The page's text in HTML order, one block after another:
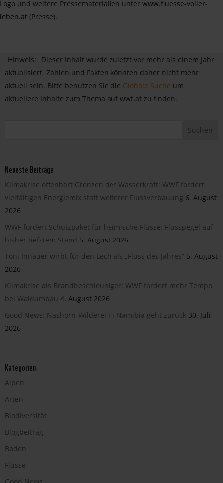
Logo und weitere Pressematerialien unter www.fluesse-voller-
leben.at (Presse).
Hinweis:
Dieser Inhalt wurde zuletzt vor mehr als einem Jahr
aktualisiert. Zahlen und Fakten könnten daher nicht mehr
aktuell sein. Bitte benutzen Sie die Globale Suche um
aktuellere Inhalte zum Thema auf wwf.at zu finden.
Neueste Beiträge
Klimakrise offenbart Grenzen der Wasserkraft: WWF fordert
vielfältigen Energiemix statt weiterer Flussverbauung 6. August
2026
WWF fordert Schutzpaket für heimische Flüsse: Flusspegel auf
bisher tiefstem Stand 5. August 2026
Toni Innauer wirbt für den Lech als „Fluss des Jahres“ 5. August
2026
Klimakrise als Brandbeschleuniger: WWF fordert mehr Tempo
bei Waldumbau 4. August 2026
Good News: Nashorn-Wilderei in Namibia geht zurück 30. Juli
2026
Kategorien
Alpen
Arten
Biodiversität
Blogbeitrag
Boden
Flüsse